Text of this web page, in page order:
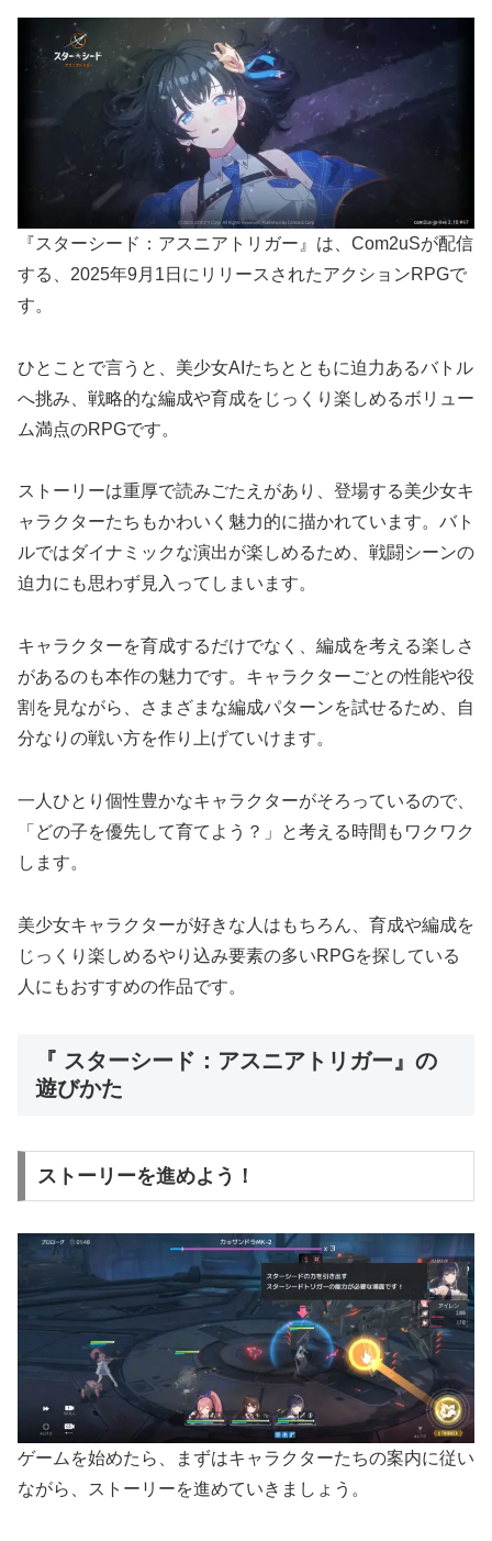
『スターシード：アスニアトリガー』は、Com2uSが配信
する、2025年9月1日にリリースされたアクションRPGで
す。
ひとことで言うと、美少女AIたちとともに迫力あるバトル
へ挑み、戦略的な編成や育成をじっくり楽しめるボリュー
ム満点のRPGです。
ストーリーは重厚で読みごたえがあり、登場する美少女キ
ャラクターたちもかわいく魅力的に描かれています。バト
ルではダイナミックな演出が楽しめるため、戦闘シーンの
迫力にも思わず見入ってしまいます。
キャラクターを育成するだけでなく、編成を考える楽しさ
があるのも本作の魅力です。キャラクターごとの性能や役
割を見ながら、さまざまな編成パターンを試せるため、自
分なりの戦い方を作り上げていけます。
一人ひとり個性豊かなキャラクターがそろっているので、
「どの子を優先して育てよう？」と考える時間もワクワク
します。
美少女キャラクターが好きな人はもちろん、育成や編成を
じっくり楽しめるやり込み要素の多いRPGを探している
人にもおすすめの作品です。
『 スターシード：アスニアトリガー』の
遊びかた
ストーリーを進めよう！
ゲームを始めたら、まずはキャラクターたちの案内に従い
ながら、ストーリーを進めていきましょう。